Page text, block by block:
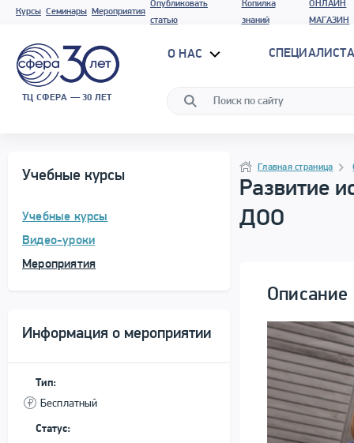
Курсы Семинары Мероприятия
Опубликовать
статью
Копилка
знаний
ОНЛАЙН
МАГАЗИН
ТЦ СФЕРА — 30 ЛЕТ
О НАС
Учебные курсы
Учебные курсы
Видео-уроки
Мероприятия
Информация о мероприятии
Тип:
Бесплатный
Статус:
НавигацияГлавная страница
Развитие
ДОО
Описание